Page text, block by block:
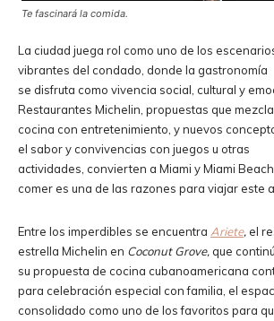
Te fascinará la comida.
La ciudad juega rol como uno de los
vibrantes del condado, donde la gastronomía
se disfruta como vivencia social, cultural y
Restaurantes Michelin, propuestas que
cocina con entretenimiento, y nuevos
el sabor y convivencias con juegos u otras
actividades, convierten a Miami y Miami
comer es una de las razones para viajar este
Entre los imperdibles se encuentra Ariete, el
estrella Michelin en Coconut Grove, que
su propuesta de cocina cubanoamericana
para celebración especial con familia, el
consolidado como uno de los favoritos para